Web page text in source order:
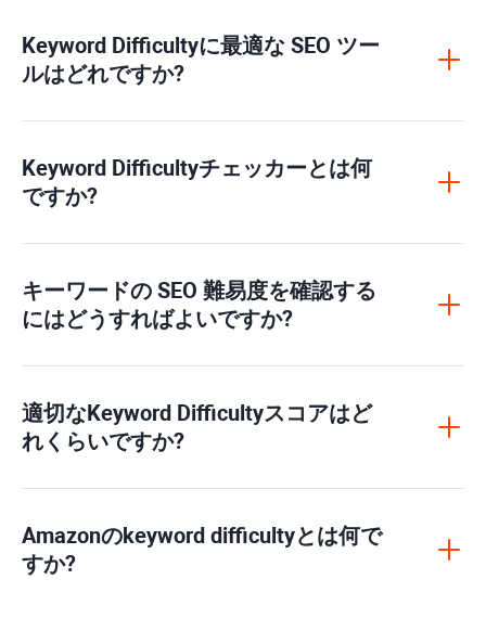
Keyword Difficultyに最適な SEO ツー
ルはどれですか?
Keyword Difficultyチェッカーとは何
ですか?
キーワードの SEO 難易度を確認する
にはどうすればよいですか?
適切なKeyword Difficultyスコアはど
れくらいですか?
Amazonのkeyword difficultyとは何で
すか?